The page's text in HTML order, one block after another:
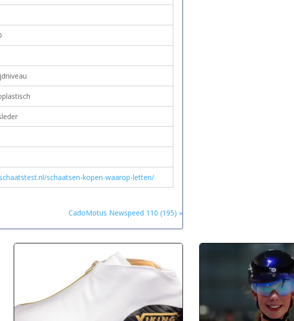
schaatsen-kopen-waarop-letten/
CadoMotus Newspeed 110 (195) »